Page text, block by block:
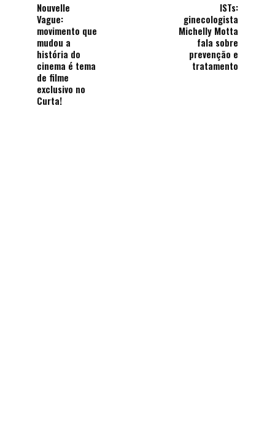
Nouvelle
Vague:
movimento que
mudou a
história do
cinema é tema
de filme
exclusivo no
Curta!
ISTs:
ginecologista
Michelly Motta
fala sobre
prevenção e
tratamento